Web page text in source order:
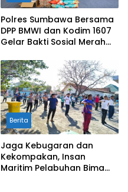
Polres Sumbawa Bersama
DPP BMWI dan Kodim 1607
Gelar Bakti Sosial Merah
Hidayatullah
Berita
Jaga Kebugaran dan
Kekompakan, Insan
Maritim Pelabuhan Bima